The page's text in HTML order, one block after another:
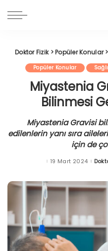
Doktor Fizik>Popüler Konular>
Popüler Konular
Miyastenia
Bilinmesi
Miyastenia Gravisi
edilenlerin yanı sıra
için de
19 Mart 2024Posted